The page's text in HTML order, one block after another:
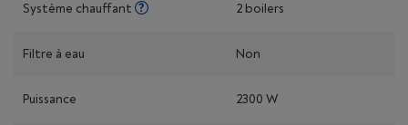
Système chauffant 2 boilers
Filtre à eau Non
Puissance 2300 W